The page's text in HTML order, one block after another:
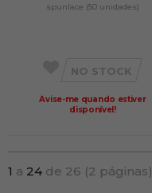
spunlace (50 unidades)
NO STOCK
Avise-me quando estiver
disponível!
1 a 24 de 26 (2 páginas)